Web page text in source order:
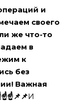
и
своего
же что-то
в
к
без
Важная
☝️☝️📌📌И